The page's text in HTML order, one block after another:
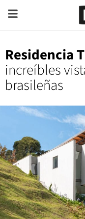
Residencia
increíbles
brasileñas